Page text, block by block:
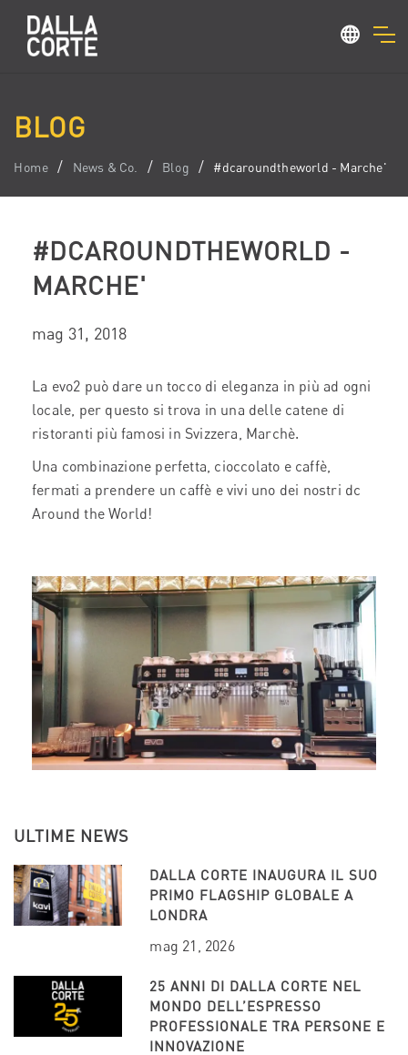
BLOG
Home News & Co. Blog #dcaroundtheworld - Marche'
#DCAROUNDTHEWORLD -
MARCHE'
mag 31, 2018
La evo2 può dare un tocco di eleganza in più ad ogni
locale, per questo si trova in una delle catene di
ristoranti più famosi in Svizzera, Marchè.
Una combinazione perfetta, cioccolato e caffè,
fermati a prendere un caffè e vivi uno dei nostri dc
Around the World!
ULTIME NEWS
DALLA CORTE INAUGURA IL SUO
PRIMO FLAGSHIP GLOBALE A
LONDRA
mag 21, 2026
25 ANNI DI DALLA CORTE NEL
MONDO DELL’ESPRESSO
PROFESSIONALE TRA PERSONE E
INNOVAZIONE